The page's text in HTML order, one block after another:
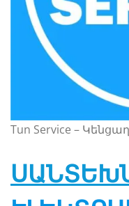
Tun Service –